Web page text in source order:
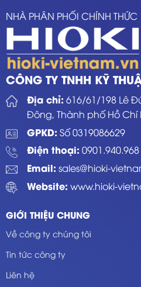
NHÀ PHÂN PHỐI CHÍNH THỨC
CÔNG TY TNHH KỸ
Địa chỉ: 616/61/198 Lê
Đông, Thành phố Hồ Chí
GPKD: Số 0319086629
Điện thoại: 0901.940.968
Email: sales@hioki-
Website: www.hioki-
GIỚI THIỆU CHUNG
Về công ty chúng tôi
Tin tức công ty
Liên hệ